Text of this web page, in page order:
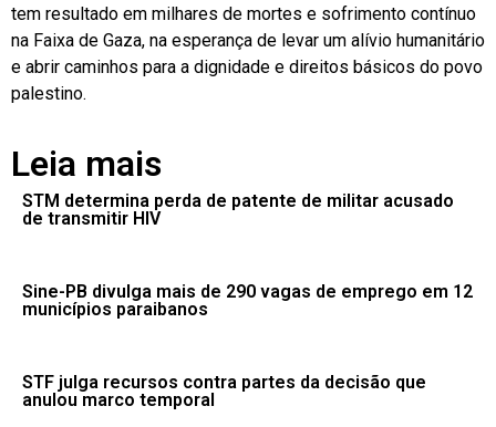
tem resultado em milhares de mortes e sofrimento contínuo
na Faixa de Gaza, na esperança de levar um alívio humanitário
e abrir caminhos para a dignidade e direitos básicos do povo
palestino.
Leia mais
STM determina perda de patente de militar acusado
de transmitir HIV
Sine-PB divulga mais de 290 vagas de emprego em 12
municípios paraibanos
STF julga recursos contra partes da decisão que
anulou marco temporal